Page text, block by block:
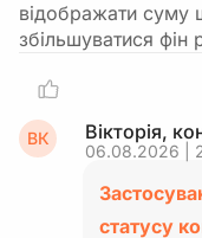
відображати суму
збільшуватися
ВК Вікторія,
06.08.2026 |
статусу